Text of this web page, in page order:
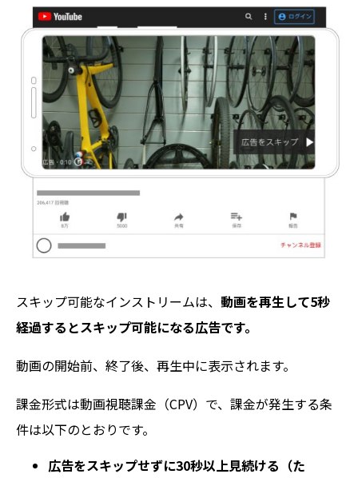
スキップ可能なインストリームは、 動画を再生して5秒
経過するとスキップ可能になる広告です。
動画の開始前、終了後、再生中に表示されます。
課金形式は動画視聴課金（CPV）で、課金が発生する条
件は以下のとおりです。
広告をスキップせずに30秒以上見続ける（た